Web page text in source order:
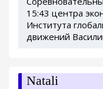
15:43 центра
Института
движений
Natali